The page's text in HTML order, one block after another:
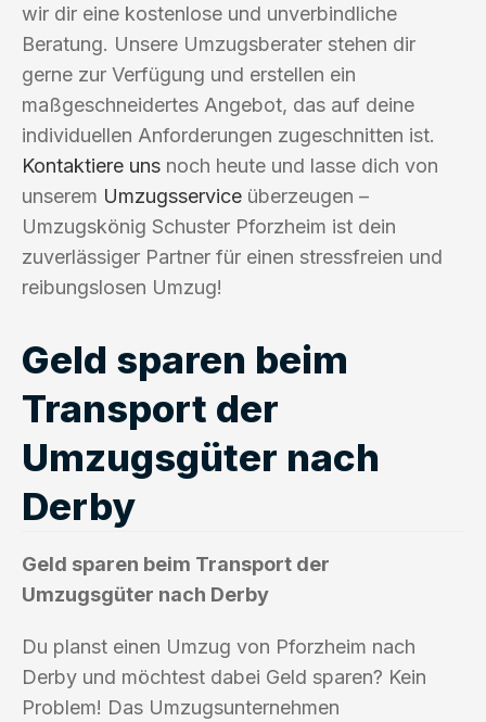
wir dir eine kostenlose und unverbindliche
Beratung. Unsere Umzugsberater stehen dir
gerne zur Verfügung und erstellen ein
maßgeschneidertes Angebot, das auf deine
individuellen Anforderungen zugeschnitten ist.
Kontaktiere uns noch heute und lasse dich von
unserem Umzugsservice überzeugen –
Umzugskönig Schuster Pforzheim ist dein
zuverlässiger Partner für einen stressfreien und
reibungslosen Umzug!
Geld sparen beim
Transport der
Umzugsgüter nach
Derby
Geld sparen beim Transport der
Umzugsgüter nach Derby
Du planst einen Umzug von Pforzheim nach
Derby und möchtest dabei Geld sparen? Kein
Problem! Das Umzugsunternehmen